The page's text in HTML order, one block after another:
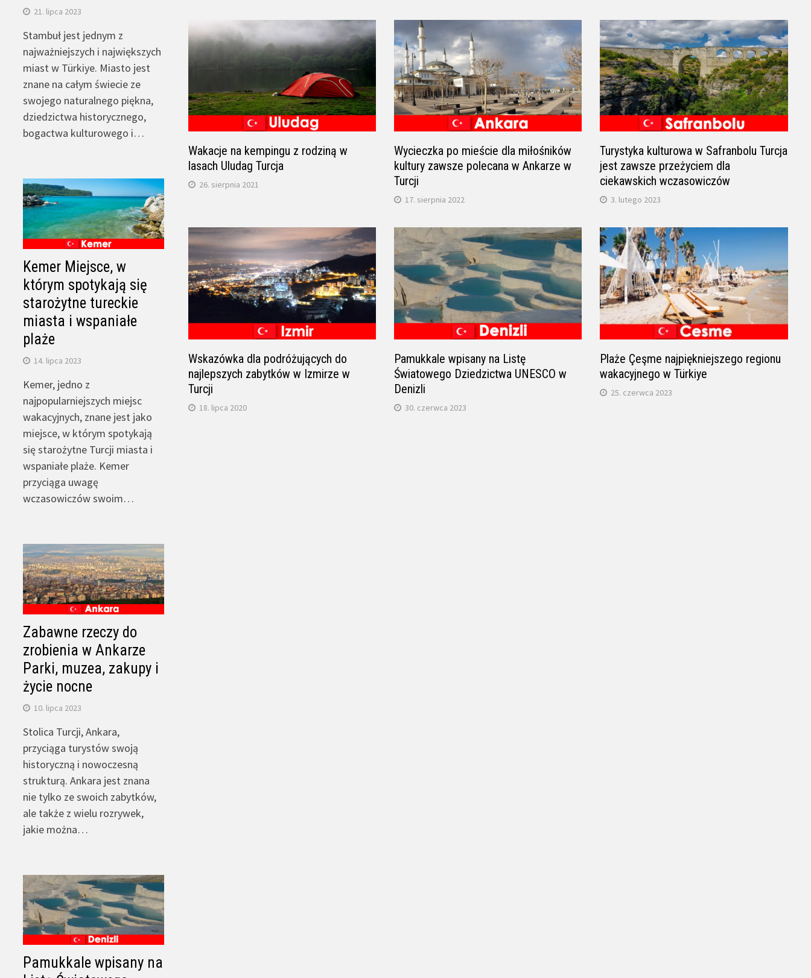
Wakacje na kempingu z rodziną w
lasach Uludag Turcja
26. sierpnia 2021
Wycieczka po mieście dla miłośników
kultury zawsze polecana w Ankarze w
Turcji
17. sierpnia 2022
Turystyka kulturowa w Safranbolu Turcja
jest zawsze przeżyciem dla
ciekawskich wczasowiczów
3. lutego 2023
Wskazówka dla podróżujących do
najlepszych zabytków w Izmirze w
Turcji
18. lipca 2020
Pamukkale wpisany na Listę
Światowego Dziedzictwa UNESCO w
Denizli
30. czerwca 2023
Plaże Çeşme najpiękniejszego regionu
wakacyjnego w Türkiye
25. czerwca 2023
21. lipca 2023
Stambuł jest jednym z
najważniejszych i największych
miast w Türkiye. Miasto jest
znane na całym świecie ze
swojego naturalnego piękna,
dziedzictwa historycznego,
bogactwa kulturowego i…
Kemer Miejsce, w
którym spotykają się
starożytne tureckie
miasta i wspaniałe
plaże
14. lipca 2023
Kemer, jedno z
najpopularniejszych miejsc
wakacyjnych, znane jest jako
miejsce, w którym spotykają
się starożytne Turcji miasta i
wspaniałe plaże. Kemer
przyciąga uwagę
wczasowiczów swoim…
Zabawne rzeczy do
zrobienia w Ankarze
Parki, muzea, zakupy i
życie nocne
10. lipca 2023
Stolica Turcji, Ankara,
przyciąga turystów swoją
historyczną i nowoczesną
strukturą. Ankara jest znana
nie tylko ze swoich zabytków,
ale także z wielu rozrywek,
jakie można…
Pamukkale wpisany na